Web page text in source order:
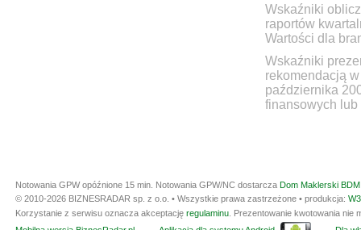
Wskaźniki
raportów
Wartości dla
Wskaźniki
rekomendacją
października
finansowych lub
Notowania GPW opóźnione 15 min. Notowania GPW/NC dostarcza Dom Maklerski
© 2010-2026 BIZNESRADAR sp. z o.o. • Wszystkie prawa zastrzeżone • produkcja:
Korzystanie z serwisu oznacza akceptację regulaminu . Prezentowanie kwotowania